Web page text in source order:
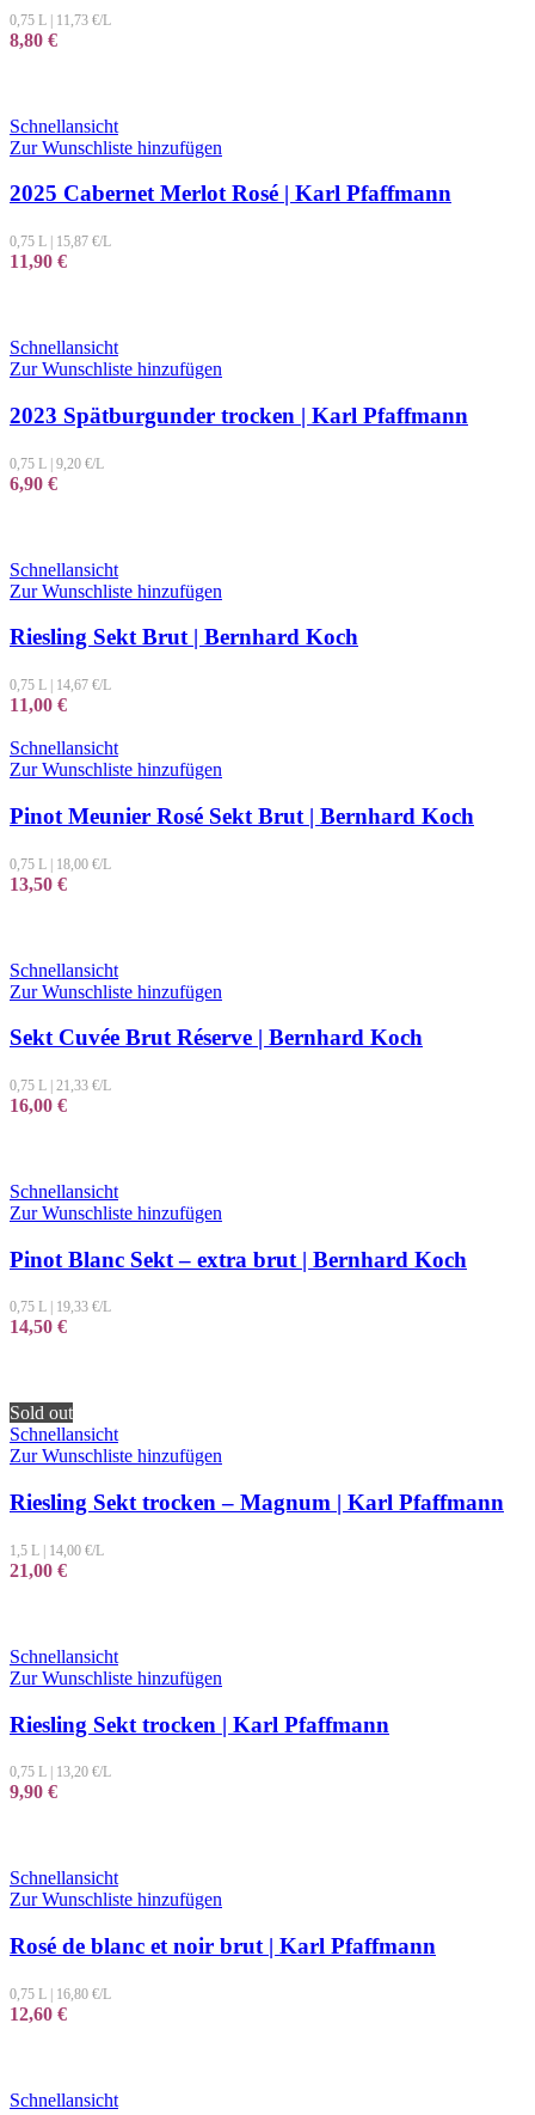
0,75 L | 11,73 €/L
8,80 €
Schnellansicht
Zur Wunschliste hinzufügen
2025 Cabernet Merlot Rosé | Karl Pfaffmann
0,75 L 15,87 €/L
11,90 €
Schnellansicht
Zur Wunschliste hinzufügen
2023 Spätburgunder trocken | Karl Pfaffmann
0,75 L | 9,20 €/L
6,90 €
Schnellansicht
Zur Wunschliste hinzufügen
Riesling Sekt Brut | Bernhard Koch
0,75 L 14,67 €/L
11,00 €
Schnellansicht
Zur Wunschliste hinzufügen
Pinot Meunier Rosé Sekt Brut | Bernhard Koch
0,75 L | 18,00 €/L
13,50 €
Schnellansicht
Zur Wunschliste hinzufügen
Sekt Cuvée Brut Réserve | Bernhard Koch
0,75 L 21,33 €/L
16,00 €
Schnellansicht
Zur Wunschliste hinzufügen
Pinot Blanc Sekt – extra brut | Bernhard Koch
0,75 L 19,33 €/L
14,50 €
Sold out
Schnellansicht
Zur Wunschliste hinzufügen
Riesling Sekt trocken – Magnum | Karl Pfaffmann
1,5 L | 14,00 €/L
21,00 €
Schnellansicht
Zur Wunschliste hinzufügen
Riesling Sekt trocken | Karl Pfaffmann
0,75 L 13,20 €/L
9,90 €
Schnellansicht
Zur Wunschliste hinzufügen
Rosé de blanc et noir brut | Karl Pfaffmann
0,75 L | 16,80 €/L
12,60 €
Schnellansicht